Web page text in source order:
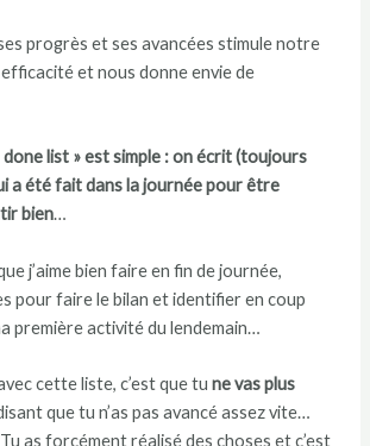
progrès et ses avancées stimule notre
et nous donne envie de
done list » est simple : on écrit (toujours
a été fait dans la journée pour être
bien…
j’aime bien faire en fin de journée,
pour faire le bilan et identifier en coup
première activité du lendemain…
cette liste, c’est que tune vas plus
que tu n’as pas avancé assez vite…
as forcément réalisé des choses et c’est